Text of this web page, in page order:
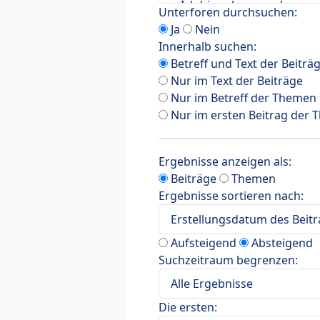
Unterforen durchsuchen:
Ja
Nein
Innerhalb suchen:
Betreff und Text der
Nur im Text der Beiträge
Nur im Betreff der Themen
Nur im ersten Beitrag der
Ergebnisse anzeigen als:
Beiträge
Themen
Ergebnisse sortieren nach:
Aufsteigend
Absteigend
Suchzeitraum begrenzen:
Die ersten: